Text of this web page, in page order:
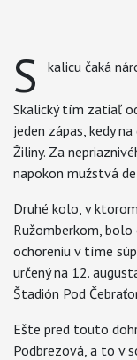
S kalicu čaká
Skalický tím zatiaľ
jeden zápas, kedy
Žiliny. Za
napokon mužstvá
Druhé kolo, v
Ružomberkom,
ochoreniu v tíme
určený na 12.
Štadión Pod
Ešte pred touto
Podbrezová, a to v